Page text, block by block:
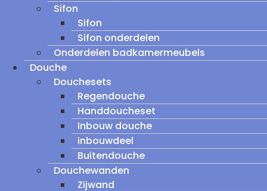
Sifon
Sifon
Sifon onderdelen
Onderdelen badkamermeubels
Douche
Douchesets
Regendouche
Handdoucheset
Inbouw douche
inbouwdeel
Buitendouche
Douchewanden
Zijwand